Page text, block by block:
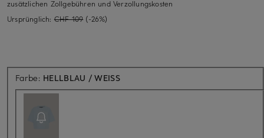
zusätzlichen Zollgebühren und Verzollungskosten
Ursprünglich: CHF 109 (-26%)
Farbe: HELLBLAU / WEISSAktuell nicht verfügbar